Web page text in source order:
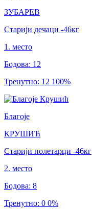
ЗУБАРЕВ
Старији дечаци -46кг
1 . место
Бодова: 12
Тренутно: 12 100%
Благоје
КРУШИЋ
Старији полетарци -46кг
2. место
Бодова: 8
Тренутно: 0 0%